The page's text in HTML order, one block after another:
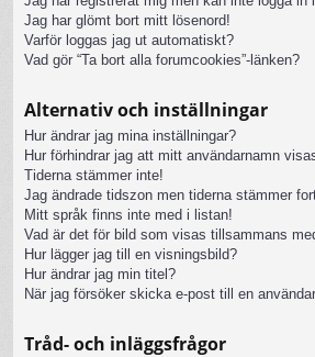
Jag har glömt bort mitt lösenord!
Varför loggas jag ut automatiskt?
Vad gör “Ta bort alla forumcookies”-länken?
Alternativ och inställningar
Hur ändrar jag mina inställningar?
Hur förhindrar jag att mitt användarnamn
Tiderna stämmer inte!
Jag ändrade tidszon men tiderna stämmer
Mitt språk finns inte med i listan!
Vad är det för bild som visas tillsammans
Hur lägger jag till en visningsbild?
Hur ändrar jag min titel?
När jag försöker skicka e-post till en
Tråd- och inläggsfrågor